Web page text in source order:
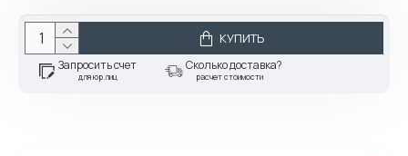
КУПИТЬ
Запросить счет
для юр.лиц
Сколько доставка?
расчет стоимости